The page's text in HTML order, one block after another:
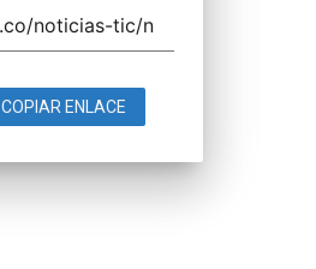
COPIAR ENLACE